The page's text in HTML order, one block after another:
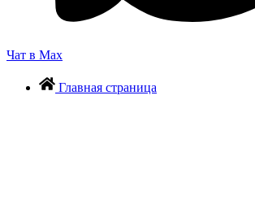
Чат в Max
Главная страница